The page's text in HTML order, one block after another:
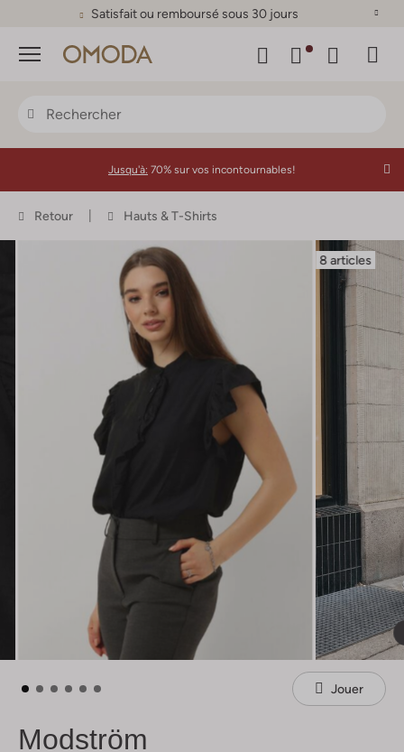
Satisfait ou remboursé sous 30 jours
Menu
Jusqu'à: 70% sur vos incontournables!
Retour Hauts & T-Shirts
8 articles
Jouer
Modström